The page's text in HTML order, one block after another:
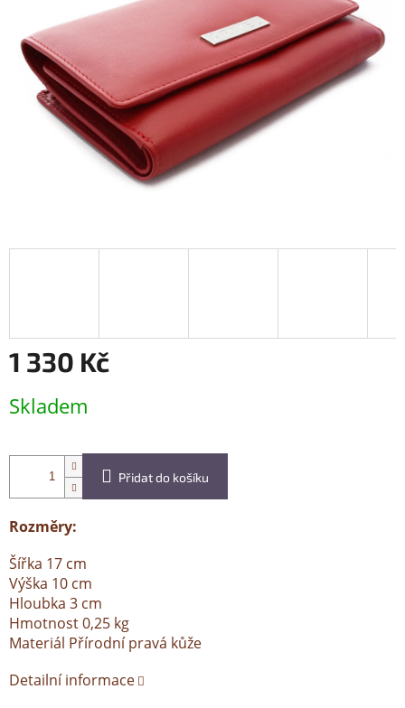
1 330 Kč
cena:
Skladem
Přidat do košíku
Rozměry:
Šířka 17 cm
Výška 10 cm
Hloubka 3 cm
Hmotnost 0,25 kg
Materiál Přírodní pravá kůže
Detailní informace